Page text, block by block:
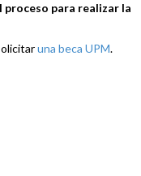
para realizar la
una beca UPM.